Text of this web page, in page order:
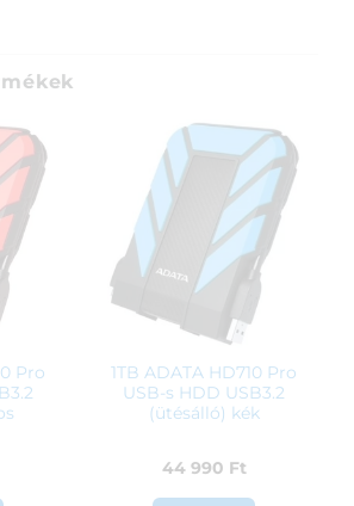
Pro
1TB ADATA HD710 Pro
USB-s HDD USB3.2
(ütésálló) kék
44 990 Ft